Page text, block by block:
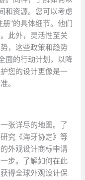
和资源。您可以考虑
”的具体细节。他们
此外，灵活性至关
，这些政策和趋势
面的行动计划，以降
您的设计更像是一
。
张详尽的地图。了
究《海牙协定》等
外观设计商标申请
步。了解如何在此
得全球外观设计保